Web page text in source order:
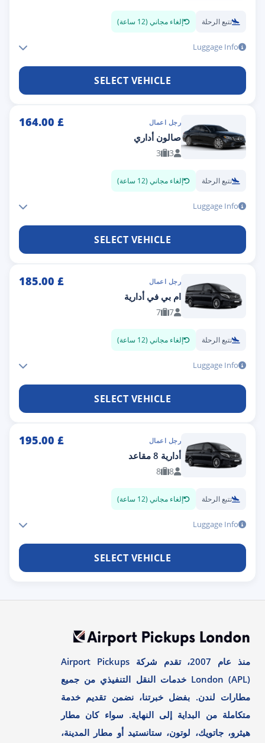
تتبع الرحلة إلغاء مجاني (12 ساعة)
Luggage Info
SELECT VEHICLE
رجل اعمال £
164.00
صالون أداري
3
3
تتبع الرحلة إلغاء مجاني (12 ساعة)
Luggage Info
SELECT VEHICLE
رجل اعمال £
185.00
ام بي في أدارية
7
7
تتبع الرحلة إلغاء مجاني (12 ساعة)
Luggage Info
SELECT VEHICLE
رجل اعمال £
195.00
أدارية 8 مقاعد
8
8
تتبع الرحلة إلغاء مجاني (12 ساعة)
Luggage Info
SELECT VEHICLE
منذ عام 2007، تقدم شركة Airport Pickups
London (APL) خدمات النقل التنفيذي من جميع
مطارات لندن. بفضل خبرتنا، نضمن تقديم خدمة
متكاملة من البداية إلى النهاية. سواء كان مطار
هيثرو، جاتويك، لوتون، ستانستيد أو مطار المدينة،